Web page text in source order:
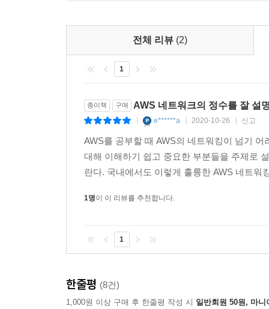
3. Route 53
3.1 DNS (Domain Name System)
3.2 Route 53 소개
Route 53 과 ALB 연결
Route 53 장애 조치 라우팅 정책
5. CloudFront
5.1 Contents Delivery Network (CDN)
CloudFront 설정과 Route 53 연결
7.1 Global Accelerator 소개
7.2 Global Accelerator 구성
전체 리뷰 (2)
1
종이책 구매 AWS 네트워크의 정수를 잘 설
e******a 2020-10-26 신고
AWS를 공부할 때 AWS의 네트워킹이 넘기
대해 이해하기 쉽고 중요한 부분들을 주제로
란다. 국내에서도 이렇게 훌륭한 AWS 네트
1명이 이 리뷰를 추천합니다.
1
한줄평 (8건)
1,000원 이상 구매 후 한줄평 작성 시 일반회원 50원, 마니